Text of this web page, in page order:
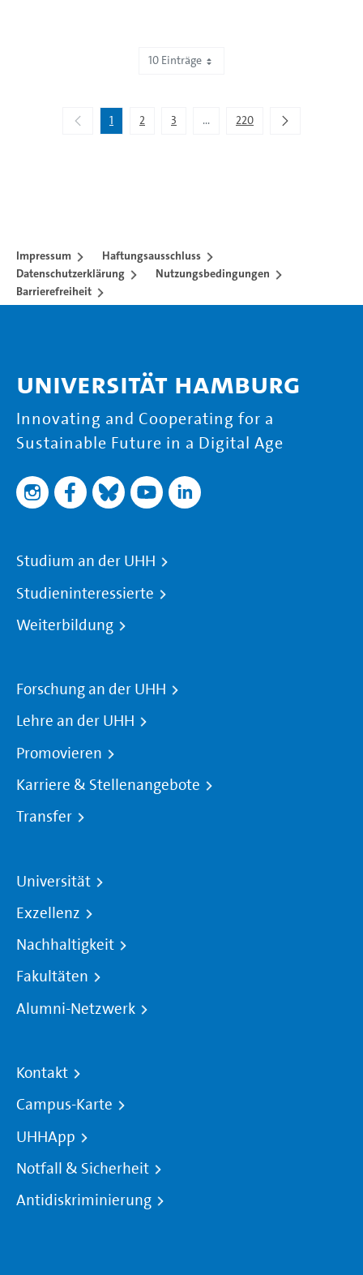
10 Einträge
1 2 3 ...Zwischenseiten Navigieren mit
220
Impressum
Haftungsausschluss
Datenschutzerklärung
Nutzungsbedingungen
Barrierefreiheit
Universität Hamburg
Innovating and Cooperating for a
Sustainable Future in a Digital Age
Studium an der UHH
Studieninteressierte
Weiterbildung
Forschung an der UHH
Lehre an der UHH
Promovieren
Karriere & Stellenangebote
Transfer
Universität
Exzellenz
Nachhaltigkeit
Fakultäten
Alumni-Netzwerk
Kontakt
Campus-Karte
UHHApp
Notfall & Sicherheit
Antidiskriminierung